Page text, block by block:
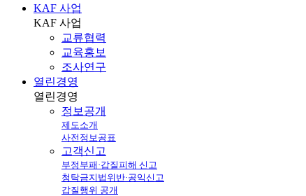
KAF 사업
KAF 사업
교류협력
교육홍보
조사연구
열린경영
열린경영
정보공개
제도소개
사전정보공표
고객신고
부정부패·갑질피해 신고
청탁금지법위반·공익신고
갑질행위 공개